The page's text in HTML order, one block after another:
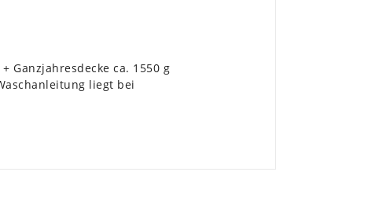
Ganzjahresdecke ca. 1550 g
liegt bei